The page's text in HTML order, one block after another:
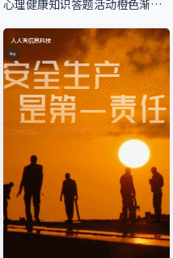
心理健康知识答题活动橙色渐变风格